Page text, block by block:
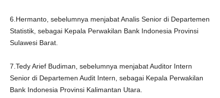
6.Hermanto, sebelumnya menjabat Analis Senior di Departemen
Statistik, sebagai Kepala Perwakilan Bank Indonesia Provinsi
Sulawesi Barat.
7.Tedy Arief Budiman, sebelumnya menjabat Auditor Intern
Senior di Departemen Audit Intern, sebagai Kepala Perwakilan
Bank Indonesia Provinsi Kalimantan Utara.